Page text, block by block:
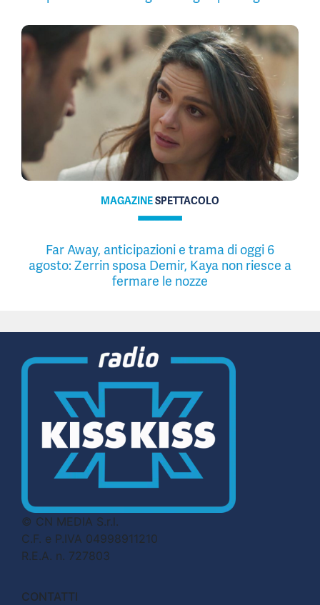
MAGAZINESPETTACOLO
Far Away, anticipazioni e trama di oggi 6
agosto: Zerrin sposa Demir, Kaya non riesce a
fermare le nozze
© CN MEDIA S.r.l.
C.F. e P.IVA 04998911210
R.E.A. n. 727803
CONTATTI